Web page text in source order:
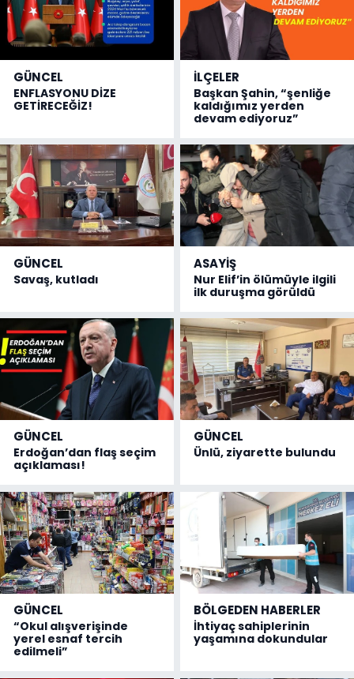
GÜNCEL
ENFLASYONU DİZE
GETİRECEĞİZ!
İLÇELER
Başkan Şahin, “şenliğe
kaldığımız yerden
devam ediyoruz”
GÜNCEL
Savaş, kutladı
ASAYİŞ
Nur Elif’in ölümüyle ilgili
ilk duruşma görüldü
GÜNCEL
Erdoğan’dan flaş seçim
açıklaması!
GÜNCEL
Ünlü, ziyarette bulundu
GÜNCEL
“Okul alışverişinde
yerel esnaf tercih
edilmeli”
BÖLGEDEN HABERLER
İhtiyaç sahiplerinin
yaşamına dokundular